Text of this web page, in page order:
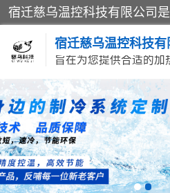
宿迁慈乌温控科技有
旨在为您提供合适的加
冷水机
导热油加热器